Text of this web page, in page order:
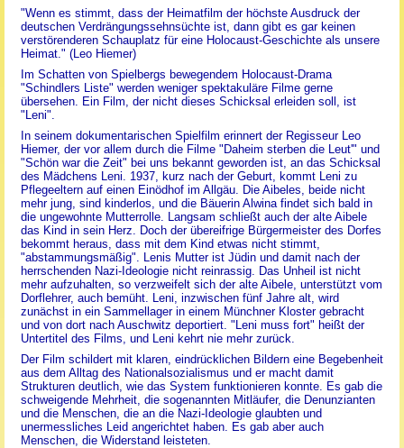
"Wenn es stimmt, dass der Heimatfilm der höchste Ausdruck der
deutschen Verdrängungssehnsüchte ist, dann gibt es gar keinen
verstörenderen Schauplatz für eine Holocaust-Geschichte als unsere
Heimat." (Leo Hiemer)
Im Schatten von Spielbergs bewegendem Holocaust-Drama
"Schindlers Liste" werden weniger spektakuläre Filme gerne
übersehen. Ein Film, der nicht dieses Schicksal erleiden soll, ist
"Leni".
In seinem dokumentarischen Spielfilm erinnert der Regisseur Leo
Hiemer, der vor allem durch die Filme "Daheim sterben die Leut'" und
"Schön war die Zeit" bei uns bekannt geworden ist, an das Schicksal
des Mädchens Leni. 1937, kurz nach der Geburt, kommt Leni zu
Pflegeeltern auf einen Einödhof im Allgäu. Die Aibeles, beide nicht
mehr jung, sind kinderlos, und die Bäuerin Alwina findet sich bald in
die ungewohnte Mutterrolle. Langsam schließt auch der alte Aibele
das Kind in sein Herz. Doch der übereifrige Bürgermeister des Dorfes
bekommt heraus, dass mit dem Kind etwas nicht stimmt,
"abstammungsmäßig". Lenis Mutter ist Jüdin und damit nach der
herrschenden Nazi-Ideologie nicht reinrassig. Das Unheil ist nicht
mehr aufzuhalten, so verzweifelt sich der alte Aibele, unterstützt vom
Dorflehrer, auch bemüht. Leni, inzwischen fünf Jahre alt, wird
zunächst in ein Sammellager in einem Münchner Kloster gebracht
und von dort nach Auschwitz deportiert. "Leni muss fort" heißt der
Untertitel des Films, und Leni kehrt nie mehr zurück.
Der Film schildert mit klaren, eindrücklichen Bildern eine Begebenheit
aus dem Alltag des Nationalsozialismus und er macht damit
Strukturen deutlich, wie das System funktionieren konnte. Es gab die
schweigende Mehrheit, die sogenannten Mitläufer, die Denunzianten
und die Menschen, die an die Nazi-Ideologie glaubten und
unermessliches Leid angerichtet haben. Es gab aber auch
Menschen, die Widerstand leisteten.